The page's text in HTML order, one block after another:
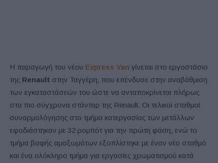
Η παραγωγή του νέου Express Van γίνεται στο εργοστάσιο
της Renault στην Ταγγέρη, που επένδυσε στην αναβάθμιση
των εγκαταστάσεών του ώστε να ανταποκρίνεται πλήρως
στα πιο σύγχρονα στάνταρ της Renault. Οι τελικοί σταθμοί
συναρμολόγησης στο τμήμα κατεργασίας των μετάλλων
εφοδιάστηκαν με 32 ρομπότ για την πρώτη φάση, ενώ το
τμήμα βαφής αμαξωμάτων εξοπλίστηκε με έναν νέο σταθμό
και ένα ολόκληρο τμήμα για εργασίες χρωματισμού κατά